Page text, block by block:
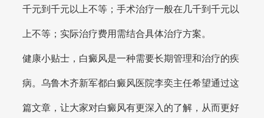
千元到千元以上不等；手术治疗一般在几千到千元以
上不等；实际治疗费用需结合具体治疗方案。
健康小贴士，白癜风是一种需要长期管理和治疗的疾
病。乌鲁木齐新军都白癜风医院李奕主任希望通过这
篇文章，让大家对白癜风有更深入的了解，从而更好